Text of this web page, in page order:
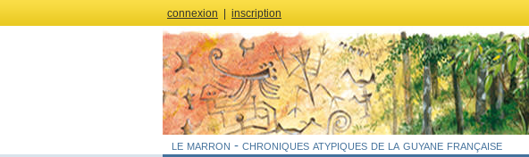
connexion inscription
le marron - chroniques atypiques de la guyane française